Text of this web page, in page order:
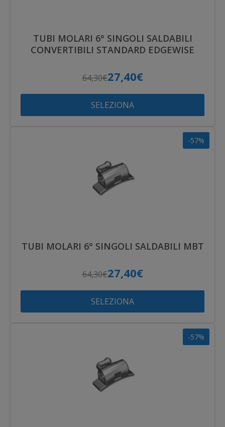
TUBI MOLARI 6° SINGOLI SALDABILI
CONVERTIBILI STANDARD EDGEWISE
64,30€27,40€
SELEZIONA
-57%
TUBI MOLARI 6° SINGOLI SALDABILI MBT
64,30€27,40€
SELEZIONA
-57%